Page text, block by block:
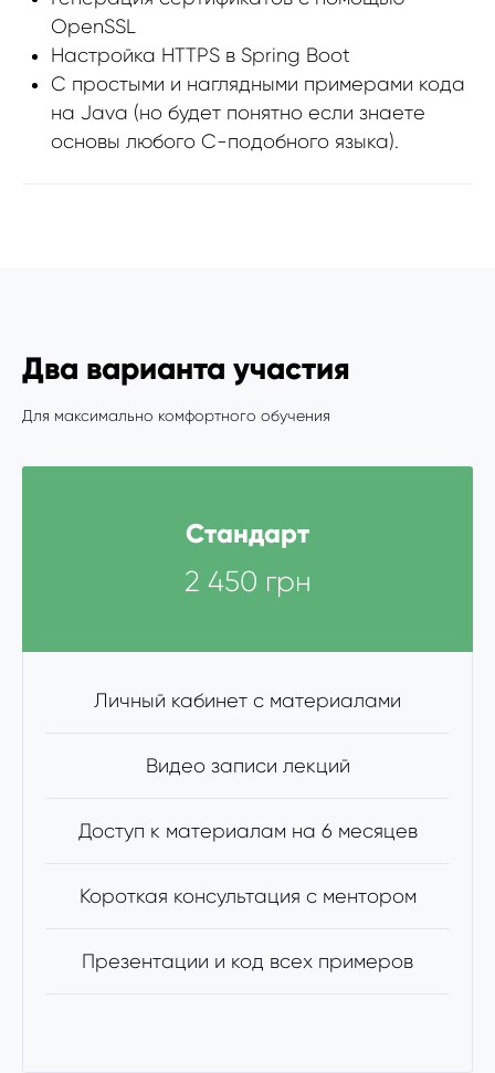
OpenSSL
Настройка HTTPS в Spring Boot
С простыми и наглядными примерами кода
на Java (но будет понятно если знаете
основы любого С-подобного языка).
Два варианта участия
Для максимально комфортного обучения
Стандарт
2 450 грн
Личный кабинет с материалами
Видео записи лекций
Доступ к материалам на 6 месяцев
Короткая консультация с ментором
Презентации и код всех примеров